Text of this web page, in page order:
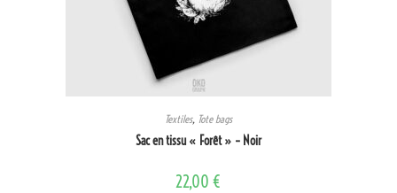
Textiles, Tote bags
Sac en tissu « Forêt » – Noir
22,00 €